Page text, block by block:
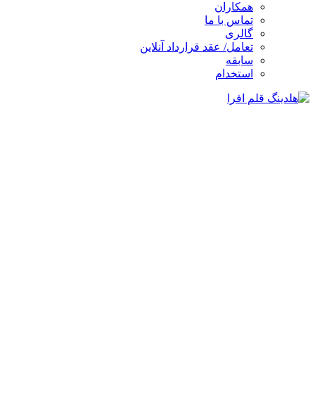
همکاران
تماس با ما
گالری
تعامل/ عقد قرارداد آنلاین
سابقه
استخدام